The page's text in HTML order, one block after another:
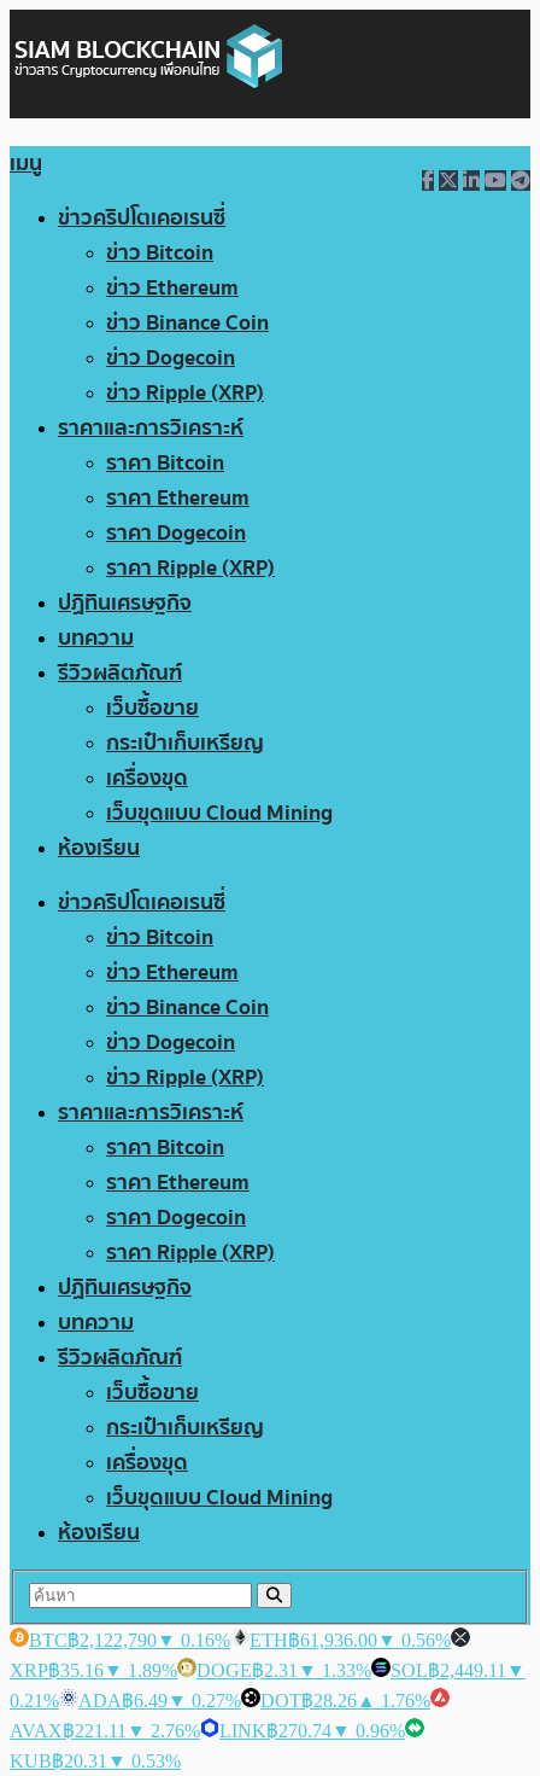
เมนู
ข่าวคริปโตเคอเรนซี่
ข่าว Bitcoin
ข่าว Ethereum
ข่าว Binance Coin
ข่าว Dogecoin
ข่าว Ripple (XRP)
ราคาและการวิเคราะห์
ราคา Bitcoin
ราคา Ethereum
ราคา Dogecoin
ราคา Ripple (XRP)
ปฏิทินเศรษฐกิจ
บทความ
รีวิวผลิตภัณฑ์
เว็บซื้อขาย
กระเป๋าเก็บเหรียญ
เครื่องขุด
เว็บขุดแบบ Cloud Mining
ห้องเรียน
ข่าวคริปโตเคอเรนซี่
ข่าว Bitcoin
ข่าว Ethereum
ข่าว Binance Coin
ข่าว Dogecoin
ข่าว Ripple (XRP)
ราคาและการวิเคราะห์
ราคา Bitcoin
ราคา Ethereum
ราคา Dogecoin
ราคา Ripple (XRP)
ปฏิทินเศรษฐกิจ
บทความ
รีวิวผลิตภัณฑ์
เว็บซื้อขาย
กระเป๋าเก็บเหรียญ
เครื่องขุด
เว็บขุดแบบ Cloud Mining
ห้องเรียน
BTC฿2,122,790▼ 0.16% ETH฿61,936.00▼ 0.56%
XRP฿35.16▼ 1.89% DOGE฿2.31 ▼ 1.33% SOL฿2,449.11 ▼
0.21%
ADA฿6.49▼ 0.27% DOT฿28.26 ▲ 1.76%
AVAX฿221.11 ▼ 2.76% LINK฿270.74▼ 0.96%
KUB฿20.31 ▼ 0.53%